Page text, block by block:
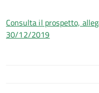
Consulta il prospetto,
30/12/2019